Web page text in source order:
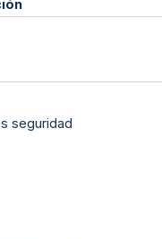
seguridad